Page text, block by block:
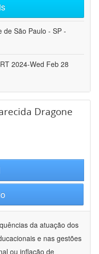
de São Paulo - SP -
2024-Wed Feb 28
Dragone
da atuação dos
e nas gestões
ou inflação de